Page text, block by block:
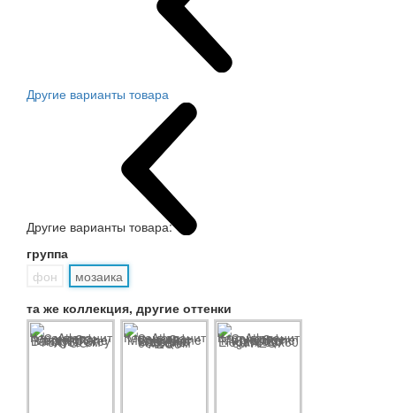
Другие варианты товара
Другие варианты товара:
группа
фон
мозаика
та же коллекция, другие оттенки